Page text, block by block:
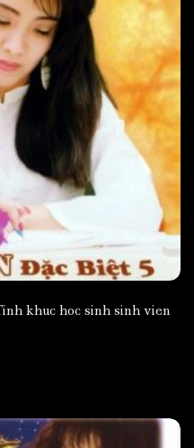
khuc hoc sinh sinh vien